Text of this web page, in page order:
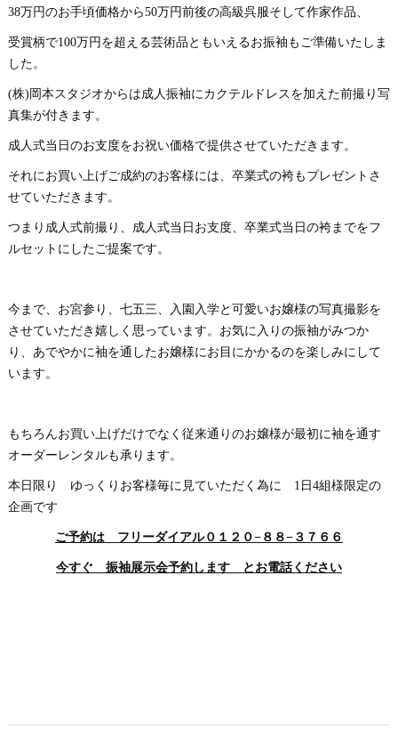
38万円のお手頃価格から50万円前後の高級呉服そして作家作品、
受賞柄で100万円を超える芸術品ともいえるお振袖もご準備いたしま
した。
(株)岡本スタジオからは成人振袖にカクテルドレスを加えた前撮り写
真集が付きます。
成人式当日のお支度をお祝い価格で提供させていただきます。
それにお買い上げご成約のお客様には、卒業式の袴もプレゼントさ
せていただきます。
つまり成人式前撮り、成人式当日お支度、卒業式当日の袴までをフ
ルセットにしたご提案です。
今まで、お宮参り、七五三、入園入学と可愛いお嬢様の写真撮影を
させていただき嬉しく思っています。お気に入りの振袖がみつか
り、あでやかに袖を通したお嬢様にお目にかかるのを楽しみにして
います。
もちろんお買い上げだけでなく従来通りのお嬢様が最初に袖を通す
オーダーレンタルも承ります。
本日限り ゆっくりお客様毎に見ていただく為に 1日4組様限定の
企画です
ご予約は フリーダイアル０１２０−８８−３７６６
今すぐ 振袖展示会予約します とお電話ください